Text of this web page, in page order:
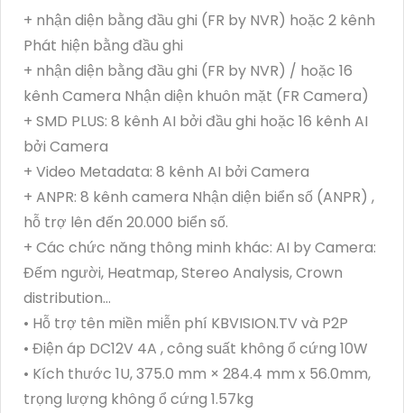
+ nhận diện bằng đầu ghi (FR by NVR) hoặc 2 kênh
Phát hiện bằng đầu ghi
+ nhận diện bằng đầu ghi (FR by NVR) / hoặc 16
kênh Camera Nhận diện khuôn mặt (FR Camera)
+ SMD PLUS: 8 kênh AI bởi đầu ghi hoặc 16 kênh AI
bởi Camera
+ Video Metadata: 8 kênh AI bởi Camera
+ ANPR: 8 kênh camera Nhận diện biển số (ANPR) ,
hỗ trợ lên đến 20.000 biển số.
+ Các chức năng thông minh khác: AI by Camera:
Đếm người, Heatmap, Stereo Analysis, Crown
distribution...
• Hỗ trợ tên miền miễn phí KBVISION.TV và P2P
• Điện áp DC12V 4A , công suất không ổ cứng 10W
• Kích thước 1U, 375.0 mm × 284.4 mm x 56.0mm,
trọng lượng không ổ cứng 1.57kg